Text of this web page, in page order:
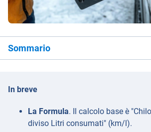
Sommario
In breve
La Formula. Il calcolo base è
diviso Litri consumati" (km/l).